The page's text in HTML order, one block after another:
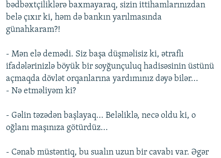
bədbəxtçiliklərə baxmayaraq, sizin ittihamlarınızdan
belə çıxır ki, həm də bankın yarılmasında
günahkaram?!
- Mən elə demədi. Siz başa düşməlisiz ki, ətraflı
ifadələrinizlə böyük bir soyğunçuluq hadisəsinin üstünü
açmaqda dövlət orqanlarına yardımınız dəyə bilər...
- Nə etməliyəm ki?
- Gəlin təzədən başlayaq... Beləliklə, necə oldu ki, o
oğlanı maşınıza götürdüz...
- Cənab müstəntiq, bu sualın uzun bir cavabı var. Əgər